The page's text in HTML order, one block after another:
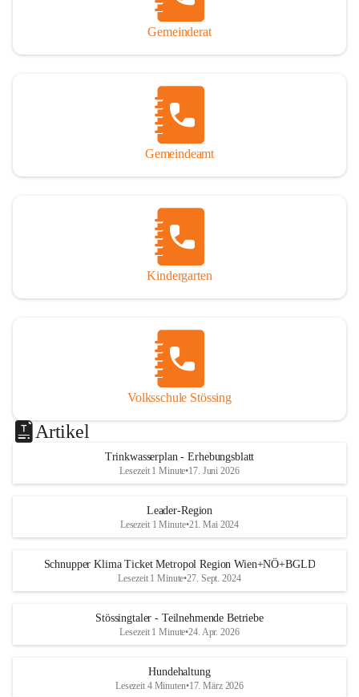
Gemeinderat
Gemeindeamt
Kindergarten
Volksschule Stössing
Artikel
Trinkwasserplan - Erhebungsblatt
Lesezeit 1 Minute•17. Juni 2026
Leader-Region
Lesezeit 1 Minute•21. Mai 2024
Schnupper Klima Ticket Metropol Region Wien+NÖ+BGLD
Lesezeit 1 Minute•27. Sept. 2024
Stössingtaler - Teilnehmende Betriebe
Lesezeit 1 Minute•24. Apr. 2026
Hundehaltung
Lesezeit 4 Minuten•17. März 2026